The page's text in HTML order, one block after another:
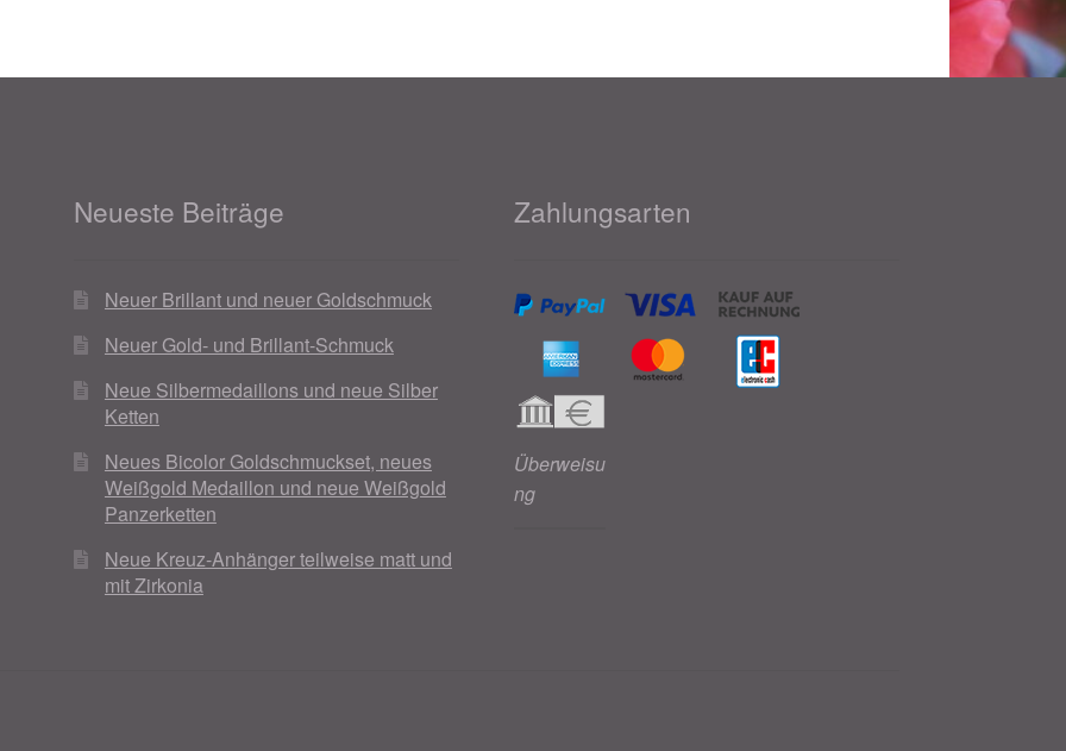
Neueste Beiträge
Neuer Brillant und neuer Goldschmuck
Neuer Gold- und Brillant-Schmuck
Neue Silbermedaillons und neue Silber
Ketten
Neues Bicolor Goldschmuckset, neues
Weißgold Medaillon und neue Weißgold
Panzerketten
Neue Kreuz-Anhänger teilweise matt und
mit Zirkonia
Zahlungsarten
Überweisu
ng